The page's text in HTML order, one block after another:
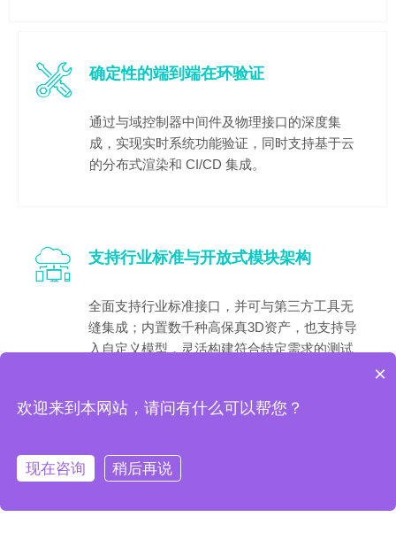
确定性的端到端在环验证
通过与域控制器中间件及物理接口的深度集
成，实现实时系统功能验证，同时支持基于云
的分布式渲染和 CI/CD 集成。
支持行业标准与开放式模块架构
全面支持行业标准接口，并可与第三方工具无
缝集成；内置数千种高保真3D资产，也支持导
入自定义模型，灵活构建符合特定需求的测试
×
欢迎来到本网站，请问有什么可以帮您？
现在咨询 稍后再说